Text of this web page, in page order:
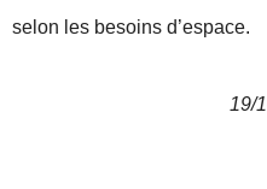
selon les besoins d’espace.
19/